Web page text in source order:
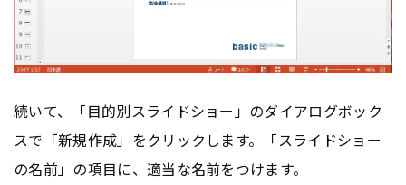
続いて、「目的別スライドショー」のダイアログボック
スで「新規作成」をクリックします。「スライドショー
の名前」の項目に、適当な名前をつけます。